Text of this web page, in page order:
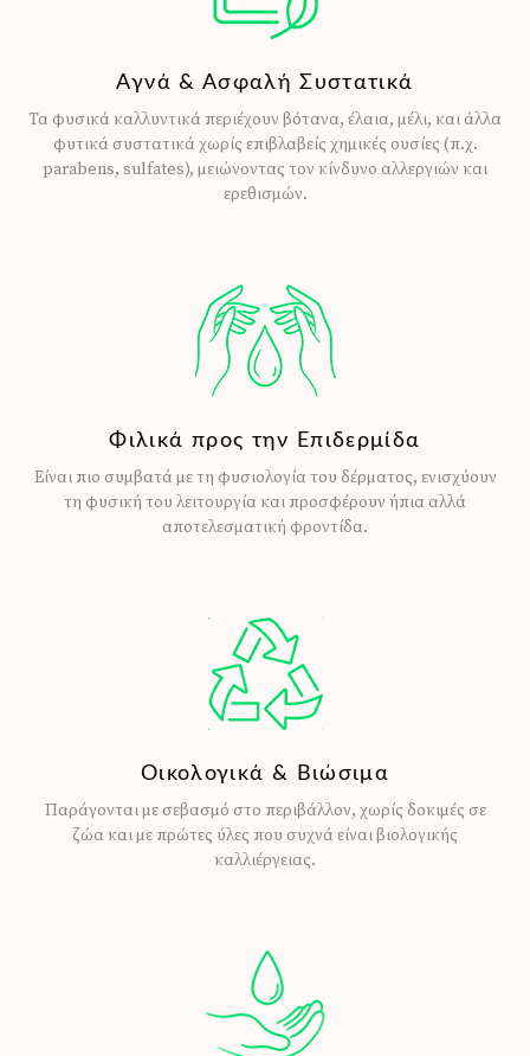
Αγνά & Ασφαλή Συστατικά
Τα φυσικά καλλυντικά περιέχουν βότανα, έλαια, μέλι, και άλλα
φυτικά συστατικά χωρίς επιβλαβείς χημικές ουσίες (π.χ.
parabens, sulfates), μειώνοντας τον κίνδυνο αλλεργιών και
ερεθισμών.
Φιλικά προς την Επιδερμίδα
Είναι πιο συμβατά με τη φυσιολογία του δέρματος, ενισχύουν
τη φυσική του λειτουργία και προσφέρουν ήπια αλλά
αποτελεσματική φροντίδα.
Οικολογικά & Βιώσιμα
Παράγονται με σεβασμό στο περιβάλλον, χωρίς δοκιμές σε
ζώα και με πρώτες ύλες που συχνά είναι βιολογικής
καλλιέργειας.